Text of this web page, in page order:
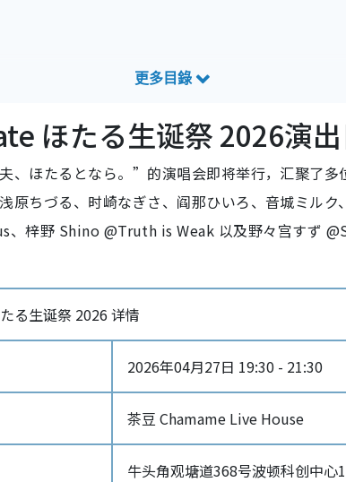
ほたる生诞祭 2026演
、ほたるとなら。”的演唱会即将举行，汇聚了
原ちづる、时崎なぎさ、阎那ひいろ、音城ミル
、梓野 Shino @Truth is Weak 以及野々宫すず
る生诞祭 2026 详情
2026年04月27日 19:30 - 21:30
茶豆 Chamame Live House
牛头角观塘道368号波顿科创中心